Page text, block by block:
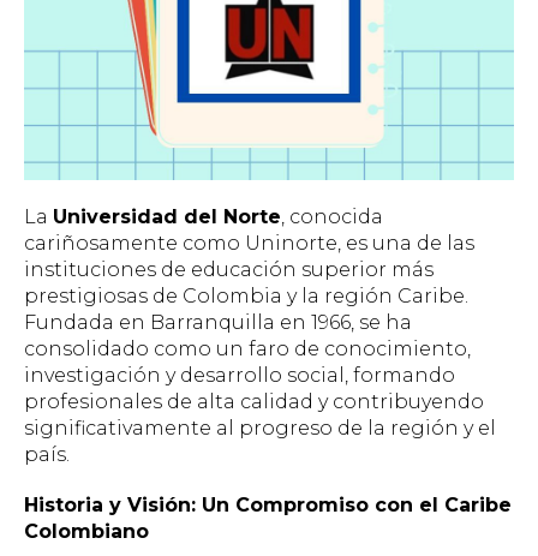
La Universidad del Norte, conocida
cariñosamente como Uninorte, es una de las
instituciones de educación superior más
prestigiosas de Colombia y la región Caribe.
Fundada en Barranquilla en 1966, se ha
consolidado como un faro de conocimiento,
investigación y desarrollo social, formando
profesionales de alta calidad y contribuyendo
significativamente al progreso de la región y el
país.
Historia y Visión: Un Compromiso con el Caribe
Colombiano